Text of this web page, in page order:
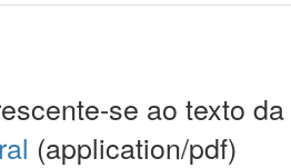
se ao texto
(application/pdf)